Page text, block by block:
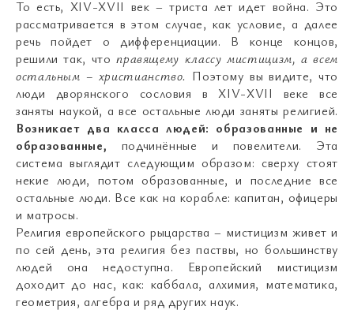
То есть, XIV-XVII век – триста лет идет война. Это
рассматривается в этом случае, как условие, а далее
речь пойдет о дифференциации. В конце концов,
решили так, чтоправящему классу мистицизм, а всем
остальным – христианство. Поэтому вы видите, что
люди дворянского сословия в XIV-XVII веке все
заняты наукой, а все остальные люди заняты религией.
Возникает два класса людей: образованные и не
образованные, подчинённые и повелители. Эта
система выглядит следующим образом: сверху стоят
некие люди, потом образованные, и последние все
остальные люди. Все как на корабле: капитан, офицеры
и матросы.
Религия европейского рыцарства – мистицизм живет и
по сей день, эта религия без паствы, но большинству
людей она недоступна. Европейский мистицизм
доходит до нас, как: каббала, алхимия, математика,
геометрия, алгебра и ряд других наук.